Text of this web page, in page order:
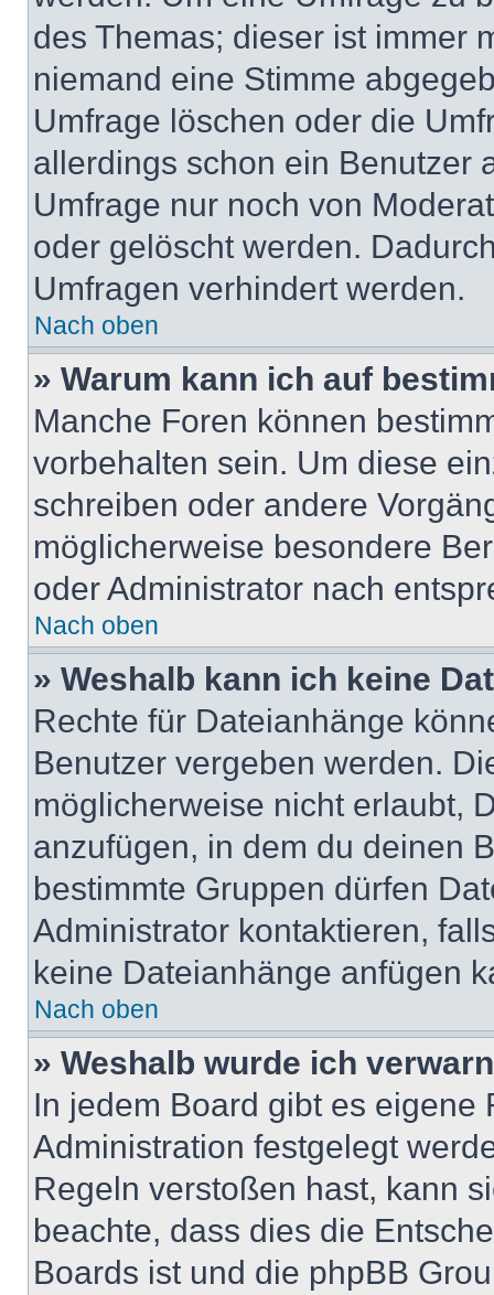
des Themas; dieser ist immer
niemand eine Stimme
Umfrage löschen oder die
allerdings schon ein Benutzer
Umfrage nur noch von
oder gelöscht werden.
Umfragen verhindert werden.
Nach oben
» Warum kann ich auf
Manche Foren können
vorbehalten sein. Um diese
schreiben oder andere
möglicherweise besondere
oder Administrator nach
Nach oben
» Weshalb kann ich keine
Rechte für Dateianhänge
Benutzer vergeben werden.
möglicherweise nicht erlaubt,
anzufügen, in dem du deinen
bestimmte Gruppen dürfen
Administrator kontaktieren,
keine Dateianhänge anfügen
Nach oben
» Weshalb wurde ich
In jedem Board gibt es
Administration festgelegt
Regeln verstoßen hast, kann
beachte, dass dies die
Boards ist und die phpBB